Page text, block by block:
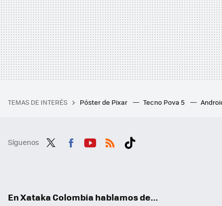
TEMAS DE INTERÉS Póster de Pixar Tecno Pova 5
Síguenos
En Xataka Colombia hablamos de...